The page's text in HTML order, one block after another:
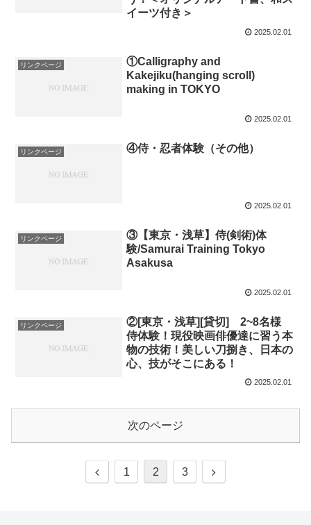
イーツ付き＞
2025.02.01
リンクページ
①Calligraphy and
Kakejiku(hanging scroll)
making in TOKYO
2025.02.01
リンクページ ④侍・忍者体験（その他）
2025.02.01
リンクページ
③【東京・浅草】侍(剣術)体
験/Samurai Training Tokyo
Asakusa
2025.02.01
リンクページ
②[東京・浅草][貸切] 2~8名様
侍体験！現役映画俳優達に習う本
物の技術！美しい刀捌き、日本の
心、技がそこにある！
2025.02.01
次のページ
1 2 3